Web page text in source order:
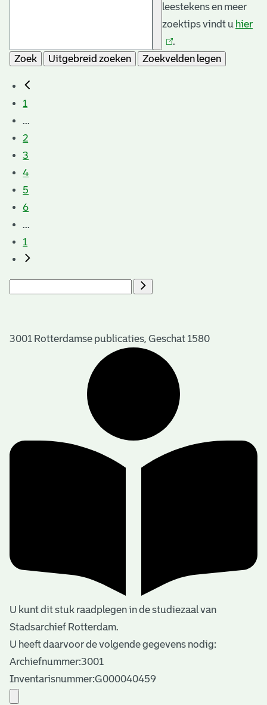
leestekens en meer
zoektips vindt u hier
.
Zoek
Uitgebreid zoeken Zoekvelden legen
1
...
2
3
4
5
6
...
1
3001 Rotterdamse publicaties, Geschat 1580
U kunt dit stuk raadplegen in de studiezaal van
Stadsarchief Rotterdam.
U heeft daarvoor de volgende gegevens nodig:
Archiefnummer:3001
Inventarisnummer:G000040459